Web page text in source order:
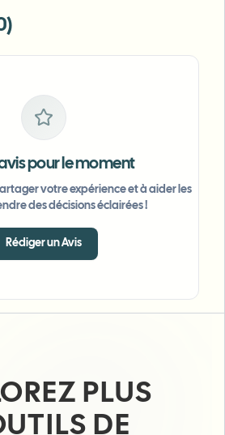
pour le moment
votre expérience et à aider les
des décisions éclairées !
Rédiger un Avis
PLUS
DE